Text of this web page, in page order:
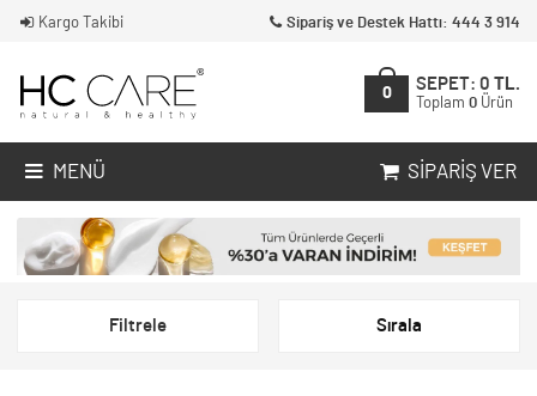
Kargo Takibi Sipariş ve Destek Hattı: 444 3 914
0
SEPET: 0 TL.
Toplam 0 Ürün
MENÜ SIPARIŞ VER
Filtrele Sırala